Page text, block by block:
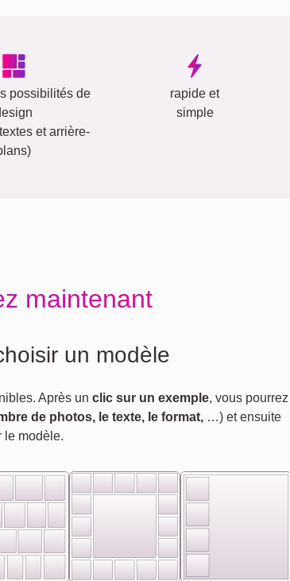
possibilités de
et arrière-
rapide et
simple
maintenant
un modèle
Après un clic sur un exemple, vous pourrez
de photos, le texte, le format,…) et ensuite
le modèle.